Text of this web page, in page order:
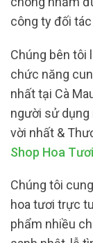
công ty đối
Chúng bên tôi
chức năng
nhất tại Cà
người sử
vời nhất &
Shop Hoa
Chúng tôi
hoa tươi trực
phẩm nhiều